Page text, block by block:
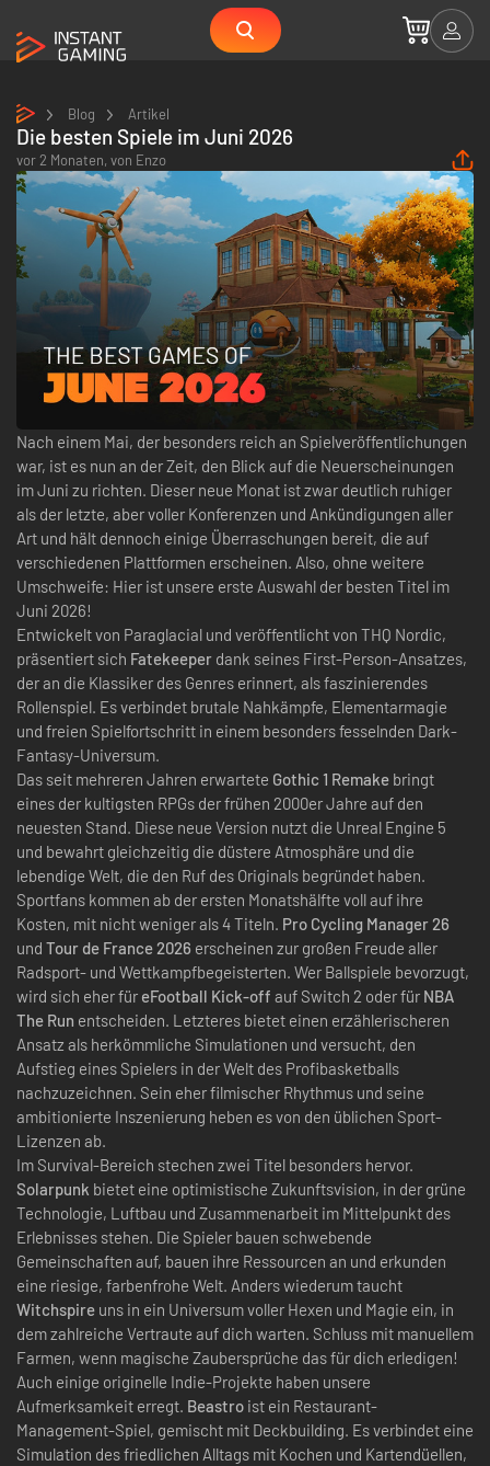
Blog Artikel
Die besten Spiele im Juni 2026
vor 2 Monaten, von Enzo
Nach einem Mai, der besonders reich an Spielveröffentlichungen
war, ist es nun an der Zeit, den Blick auf die Neuerscheinungen
im Juni zu richten. Dieser neue Monat ist zwar deutlich ruhiger
als der letzte, aber voller Konferenzen und Ankündigungen aller
Art und hält dennoch einige Überraschungen bereit, die auf
verschiedenen Plattformen erscheinen. Also, ohne weitere
Umschweife: Hier ist unsere erste Auswahl der besten Titel im
Juni 2026!
Entwickelt von Paraglacial und veröffentlicht von THQ Nordic,
präsentiert sich Fatekeeper dank seines First-Person-Ansatzes,
der an die Klassiker des Genres erinnert, als faszinierendes
Rollenspiel. Es verbindet brutale Nahkämpfe, Elementarmagie
und freien Spielfortschritt in einem besonders fesselnden Dark-
Fantasy-Universum.
Das seit mehreren Jahren erwartete Gothic 1 Remake bringt
eines der kultigsten RPGs der frühen 2000er Jahre auf den
neuesten Stand. Diese neue Version nutzt die Unreal Engine 5
und bewahrt gleichzeitig die düstere Atmosphäre und die
lebendige Welt, die den Ruf des Originals begründet haben.
Sportfans kommen ab der ersten Monatshälfte voll auf ihre
Kosten, mit nicht weniger als 4 Titeln. Pro Cycling Manager 26
und Tour de France 2026 erscheinen zur großen Freude aller
Radsport- und Wettkampfbegeisterten. Wer Ballspiele bevorzugt,
wird sich eher für eFootball Kick-off auf Switch 2 oder für NBA
The Run entscheiden. Letzteres bietet einen erzählerischeren
Ansatz als herkömmliche Simulationen und versucht, den
Aufstieg eines Spielers in der Welt des Profibasketballs
nachzuzeichnen. Sein eher filmischer Rhythmus und seine
ambitionierte Inszenierung heben es von den üblichen Sport-
Lizenzen ab.
Im Survival-Bereich stechen zwei Titel besonders hervor.
Solarpunk bietet eine optimistische Zukunftsvision, in der grüne
Technologie, Luftbau und Zusammenarbeit im Mittelpunkt des
Erlebnisses stehen. Die Spieler bauen schwebende
Gemeinschaften auf, bauen ihre Ressourcen an und erkunden
eine riesige, farbenfrohe Welt. Anders wiederum taucht
Witchspire uns in ein Universum voller Hexen und Magie ein, in
dem zahlreiche Vertraute auf dich warten. Schluss mit manuellem
Farmen, wenn magische Zaubersprüche das für dich erledigen!
Auch einige originelle Indie-Projekte haben unsere
Aufmerksamkeit erregt. Beastro ist ein Restaurant-
Management-Spiel, gemischt mit Deckbuilding. Es verbindet eine
Simulation des friedlichen Alltags mit Kochen und Kartendüellen,